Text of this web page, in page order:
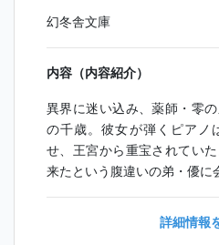
幻冬舎文庫
内容（内容紹介）
異界に迷い込み、薬師・零
の千歳。彼女が弾くピアノ
せ、王宮から重宝されてい
来たという腹違いの弟・優に
詳細情報